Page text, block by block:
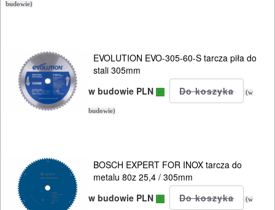
DREWNA
DO
METALU
Do
gwoździarek
budowie)
EVOLUTION EVO-305-60-S tarcza piła do
stali 305mm
w budowie PLN
(w
budowie)
BOSCH EXPERT FOR INOX tarcza do
metalu 80z 25,4 / 305mm
w budowie PLN
(w